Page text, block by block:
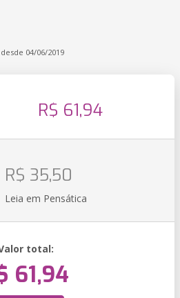
04/06/2019
R$ 61,94
R$ 35,50
Leia em Pensática
total:
61,94